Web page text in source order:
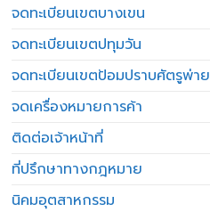
จดทะเบียนเขตบางเขน
จดทะเบียนเขตปทุมวัน
จดทะเบียนเขตป้อมปราบศัตรูพ่าย
จดเครื่องหมายการค้า
ติดต่อเจ้าหน้าที่
ที่ปรึกษาทางกฎหมาย
นิคมอุตสาหกรรม